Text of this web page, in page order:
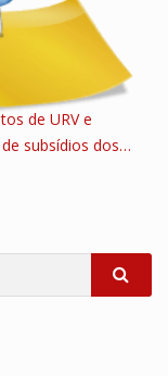
de URV e
subsídios dos…